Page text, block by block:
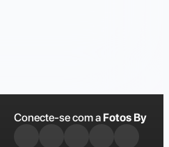
Conecte-se com a Fotos By